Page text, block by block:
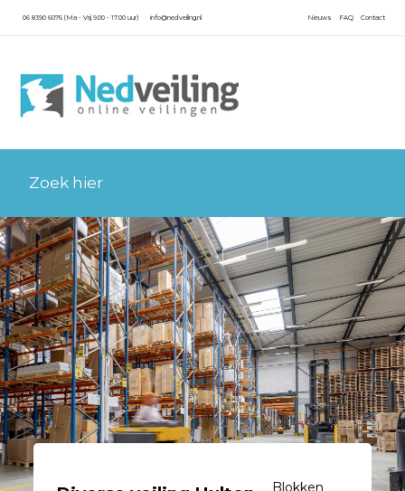
06 8390 6076 (Ma - Vrij 9.00 - 17.00 uur) info@nedveiling.nl Contact
FAQ
Nieuws
Blokken